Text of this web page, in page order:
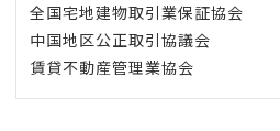
全国宅地建物取引業保証協会
中国地区公正取引協議会
賃貸不動産管理業協会